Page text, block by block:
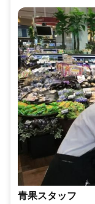
青果スタッフ